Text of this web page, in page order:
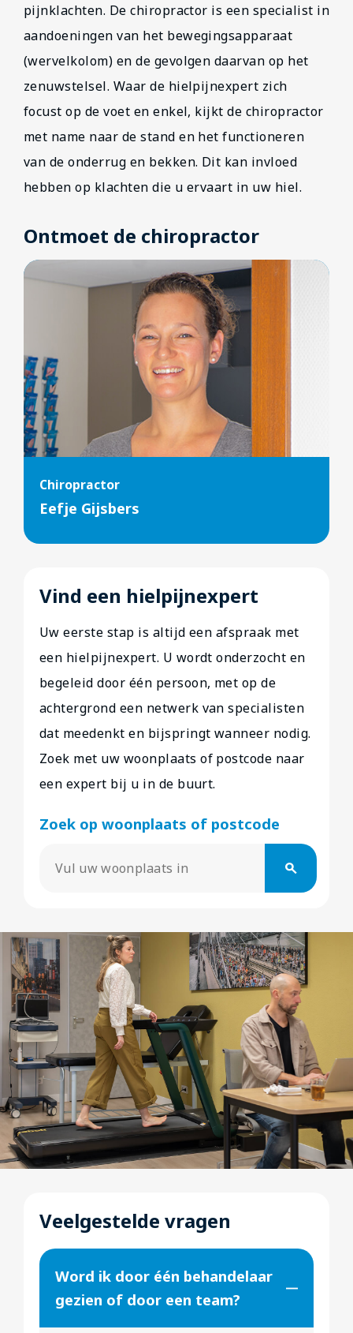
pijnklachten. De chiropractor is een specialist in
aandoeningen van het bewegingsapparaat
(wervelkolom) en de gevolgen daarvan op het
zenuwstelsel. Waar de hielpijnexpert zich
focust op de voet en enkel, kijkt de chiropractor
met name naar de stand en het functioneren
van de onderrug en bekken. Dit kan invloed
hebben op klachten die u ervaart in uw hiel.
Ontmoet de chiropractor
Chiropractor
Eefje Gijsbers
Vind een hielpijnexpert
Uw eerste stap is altijd een afspraak met
een hielpijnexpert. U wordt onderzocht en
begeleid door één persoon, met op de
achtergrond een netwerk van specialisten
dat meedenkt en bijspringt wanneer nodig.
Zoek met uw woonplaats of postcode naar
een expert bij u in de buurt.
Zoek op woonplaats of postcode
search
Veelgestelde vragen
Word ik door één behandelaar
gezien of door een team?